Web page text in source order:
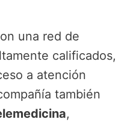
una red de
calificados,
a atención
también
,